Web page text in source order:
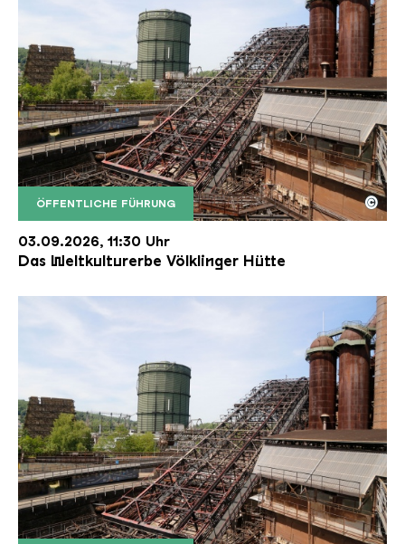
ÖFFENTLICHE FÜHRUNG
Der Erzschrägaufzug der Völklinger Hütte mit
Copyright: Weltkulturerbe Völklinger Hütte | Karl
©
03.09.2026, 11:30 Uhr
Das Weltkulturerbe Völklinger Hütte